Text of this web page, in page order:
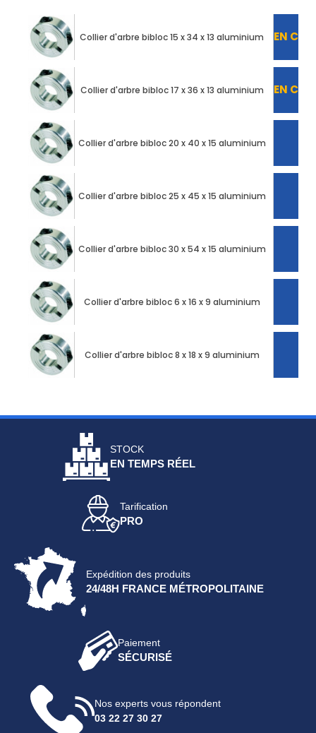
Collier d'arbre bibloc 15 x 34 x 13 aluminium EN
Collier d'arbre bibloc 17 x 36 x 13 aluminium EN
Collier d'arbre bibloc 20 x 40 x 15 aluminium
Collier d'arbre bibloc 25 x 45 x 15 aluminium
Collier d'arbre bibloc 30 x 54 x 15 aluminium
Collier d'arbre bibloc 6 x 16 x 9 aluminium
Collier d'arbre bibloc 8 x 18 x 9 aluminium
STOCK
EN TEMPS RÉEL
Tarification
PRO
Expédition des produits
24/48H FRANCE MÉTROPOLITAINE
Paiement
SÉCURISÉ
Nos experts vous répondent
03 22 27 30 27